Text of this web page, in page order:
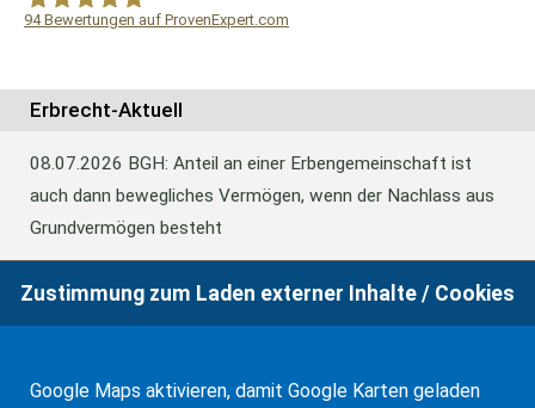
94Bewertungen auf ProvenExpert.com
Erbrecht-Aktuell
08.07.2026 BGH: Anteil an einer Erbengemeinschaft ist
auch dann bewegliches Vermögen, wenn der Nachlass aus
Grundvermögen besteht
BFH: Abweichende Festsetzung aus
Zustimmung zum Laden externer Inhalte / Cookies
Google Maps aktivieren, damit Google Karten geladen